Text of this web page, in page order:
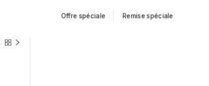
Offre spéciale Remise spéciale